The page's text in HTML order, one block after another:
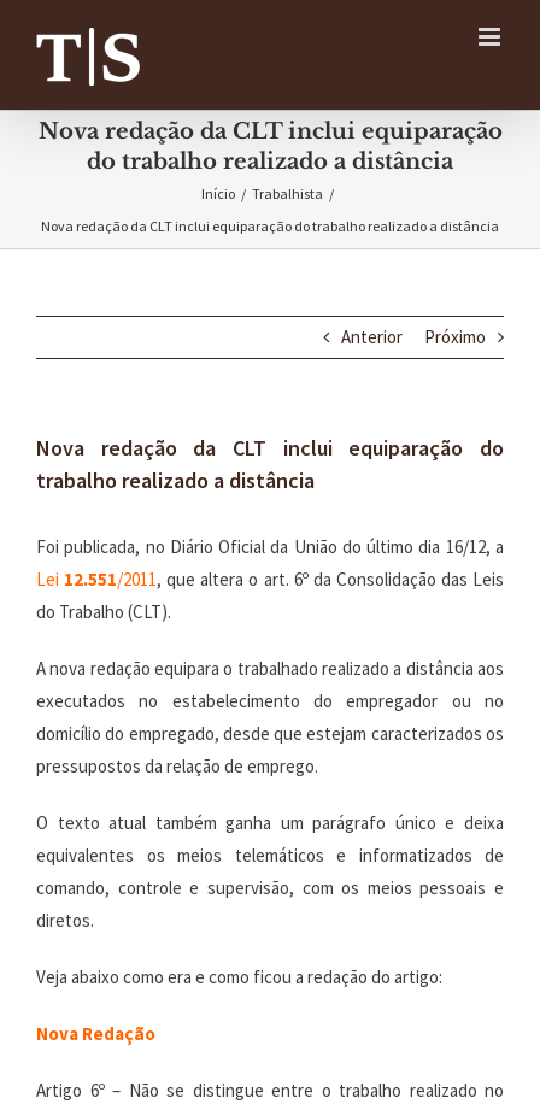
conteúdo
Nova redação da CLT inclui equiparação
do trabalho realizado a distância
Início / Trabalhista /
Nova redação da CLT inclui equiparação do trabalho realizado a distância
Anterior Próximo
Nova redação da CLT inclui equiparação do
trabalho realizado a distância
Foi publicada, no Diário Oficial da União do último dia 16/12, a
Lei 12.551/2011, que altera o art. 6º da Consolidação das Leis
do Trabalho (CLT).
A nova redação equipara o trabalhado realizado a distância aos
executados no estabelecimento do empregador ou no
domicílio do empregado, desde que estejam caracterizados os
pressupostos da relação de emprego.
O texto atual também ganha um parágrafo único e deixa
equivalentes os meios telemáticos e informatizados de
comando, controle e supervisão, com os meios pessoais e
diretos.
Veja abaixo como era e como ficou a redação do artigo:
Nova Redação
Artigo 6º – Não se distingue entre o trabalho realizado no